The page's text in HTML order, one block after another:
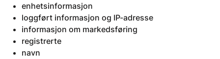
enhetsinformasjon
loggført informasjon og IP-adresse
informasjon om markedsføring
registrerte
navn